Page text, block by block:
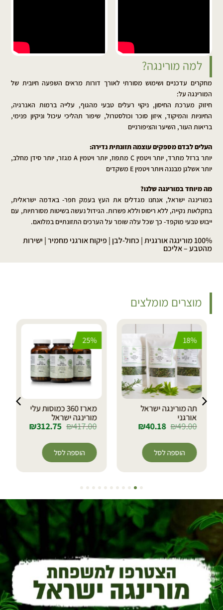
למה מורינגה?
מחקרים עדכניים ושימוש מסורתי לאורך דורות מראים השפעה חיובית של
המורינגה על:
חיזוק מערכת החיסון, ניקוי רעלים טבעי מהגוף, עלייה ברמות האנרגיה,
החיוניות והמיקוד, איזון סוכר וכולסטרול, שיפור תהליכי עיכול וניקיון פנימי,
בריאות העור, השיער והציפורניים
העלים לבדם מספקים עוצמה תזונתית נדירה:
יותר ברזל מתרד, יותר ויטמין C מתפוז, יותר ויטמין A מגזר, יותר סידן מחלב,
יותר אשלגן מבננה ויותר ויטמין E משקדים
מה מיוחד במורינגה שלנו?
במורינגה ישראל, אנחנו מגדלים את העץ בעמק חפר- באדמה ישראלית,
בחקלאות נקייה, ללא ריסוס וללא פשרות. הגידול נעשה בשיטות מסורתיות, עם
ייבוש טבעי מוקפד- כך שכל עלה שומר על הערכים התזונתיים במלואם.
100% מורינגה אורגנית | כחול-לבן | פיקוח אורגני מחמיר | ישירות
מהטבע – אליכם
מוצרים מומלצים
18%
תה מורינגה ישראל
אורגני
₪49.00
₪40.18
הוספה לסל
25%
מארז 360 כמוסות עלי
מורינגה ישראל
₪417.00
₪312.75
הוספה לסל